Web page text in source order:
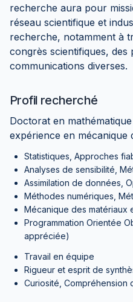
recherche aura pour
réseau scientifique et
recherche, notamment à
congrès scientifiques, des
communications diverses.
Profil recherché
Doctorat en
expérience en mécanique
Statistiques, Approches
Analyses de sensibilité,
Assimilation de données,
Méthodes numériques,
Mécanique des matériaux
Programmation Orientée
appréciée)
Travail en équipe
Rigueur et esprit de
Curiosité, Compréhension